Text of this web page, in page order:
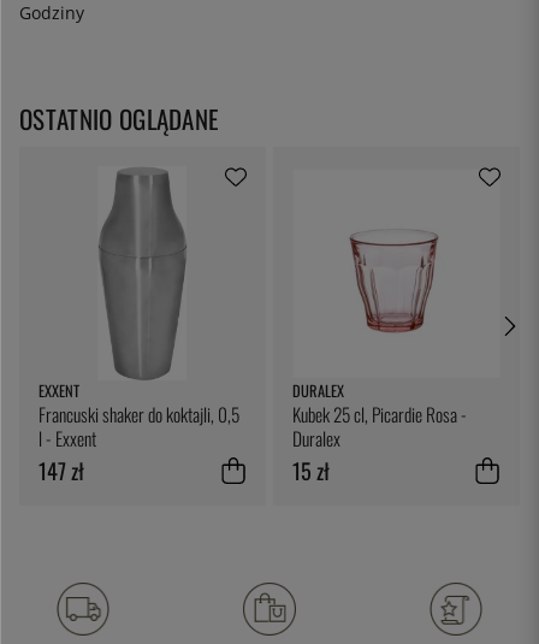
Godziny
OSTATNIO OGLĄDANE
EXXENT
Francuski shaker do koktajli, 0,5
l - Exxent
147 zł
DURALEX
Kubek 25 cl, Picardie Rosa -
Duralex
15 zł